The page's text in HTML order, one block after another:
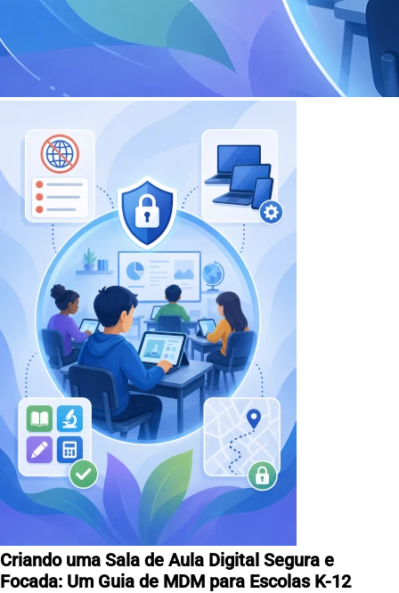
Criando uma Sala de Aula Digital Segura e
Focada: Um Guia de MDM para Escolas K-12